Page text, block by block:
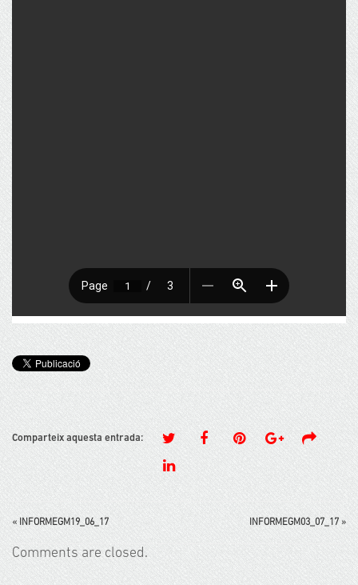
Comparteix aquesta entrada:
« INFORMEGM19_06_17 INFORMEGM03_07_17 »
Comments are closed.